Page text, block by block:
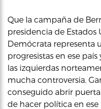
Que la campaña de
presidencia de
Demócrata representa
progresistas en ese
las izquierdas
mucha controversia.
conseguido abrir
de hacer política en